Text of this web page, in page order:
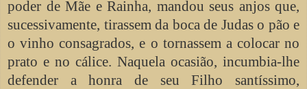
poder de Mãe e Rainha, mandou seus anjos que,
sucessivamente, tirassem da boca de Judas o pão e
o vinho consagrados, e o tornassem a colocar no
prato e no cálice. Naquela ocasião, incumbia-lhe
defender a honra de seu Filho santíssimo,